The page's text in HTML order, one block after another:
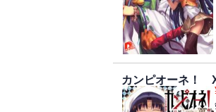
カンピオーネ！